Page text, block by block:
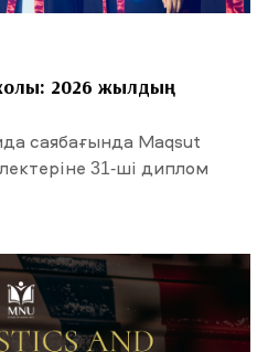
2026 жылдың
саябағында Maqsut
31-ші диплом